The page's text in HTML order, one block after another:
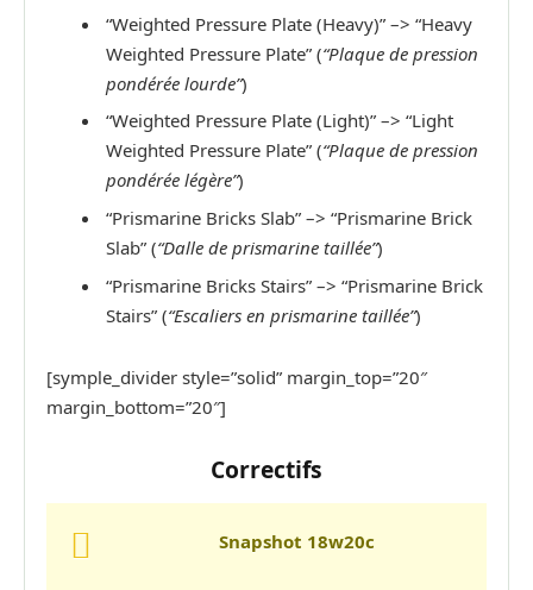
“Weighted Pressure Plate (Heavy)” –> “Heavy
Weighted Pressure Plate” (“Plaque de pression
pondérée lourde”)
“Weighted Pressure Plate (Light)” –> “Light
Weighted Pressure Plate” (“Plaque de pression
pondérée légère”)
“Prismarine Bricks Slab” –> “Prismarine Brick
Slab” (“Dalle de prismarine taillée”)
“Prismarine Bricks Stairs” –> “Prismarine Brick
Stairs” (“Escaliers en prismarine taillée”)
[symple_divider style=”solid” margin_top=”20″
margin_bottom=”20″]
Correctifs
Snapshot 18w20c